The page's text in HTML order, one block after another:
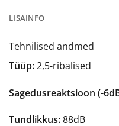
LISAINFO
Tehnilised andmed
Tüüp:2,5-ribalised
Sagedusreaktsioon (-
Tundlikkus:88dB